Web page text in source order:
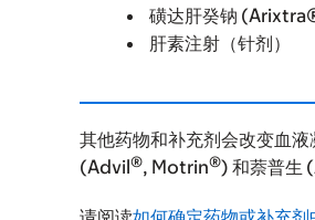
磺达肝癸钠
肝素注射（针剂）
其他药物和补充剂会改变血
(Advil®, Motrin®) 和萘普生